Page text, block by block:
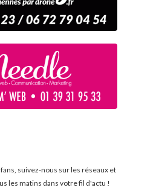
suivez-nous sur les réseaux et
les matins dans votre fil d'actu !